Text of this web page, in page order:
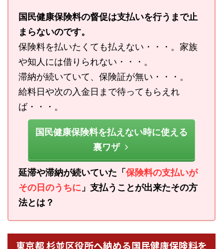
国民健康保険料の督促は支払いを行うまで止
まらないのです。
保険料を払いたくても払えない・・・。家族
や知人には借りられない・・・。
滞納が続いていて、保険証が無い・・・。
給料日や次の入金日まで待ってもらえれ
ば・・・。
国民健康保険料を払えない時に使える
裏ワザ
延滞や滞納が続いていた「保険料の支払いが
その日のうちに 」支払うことが出来たその方
法とは？
東京都 杉並区役所へ納める国民健康保険料を